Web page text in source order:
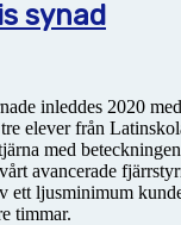
synad
inleddes 2020
elever från
med
avancerade
ett ljusminimum
timmar.